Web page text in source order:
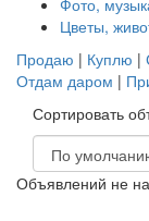
Фото,
Цветы,
Продаю | Куплю |
Отдам даром |
Сортировать
Объявлений не